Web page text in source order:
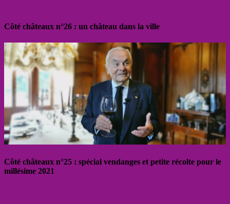
Côté châteaux n°26 : un château dans la ville
Côté châteaux n°25 : spécial vendanges et petite récolte pour le
millésime 2021